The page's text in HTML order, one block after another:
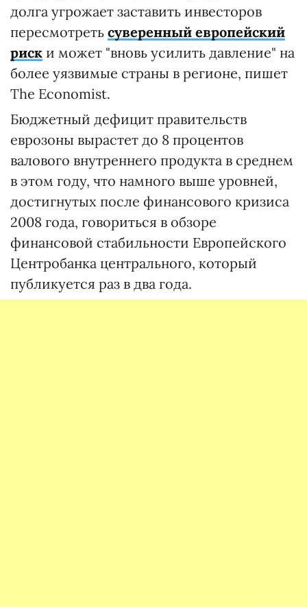
долга угрожает заставить инвесторов
пересмотреть суверенный европейский
риск и может "вновь усилить давление" на
более уязвимые страны в регионе, пишет
The Economist.
Бюджетный дефицит правительств
еврозоны вырастет до 8 процентов
валового внутреннего продукта в среднем
в этом году, что намного выше уровней,
достигнутых после финансового кризиса
2008 года, говориться в обзоре
финансовой стабильности Европейского
Центробанка центрального, который
публикуется раз в два года.